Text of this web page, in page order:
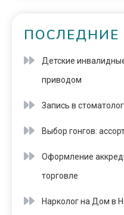
ПОСЛЕДНИЕ
Детские
приводом
Запись в
Выбор гонгов:
Оформление
торговле
Нарколог на Дом в